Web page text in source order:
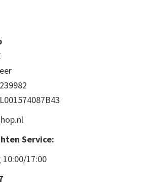
Service:
17:00